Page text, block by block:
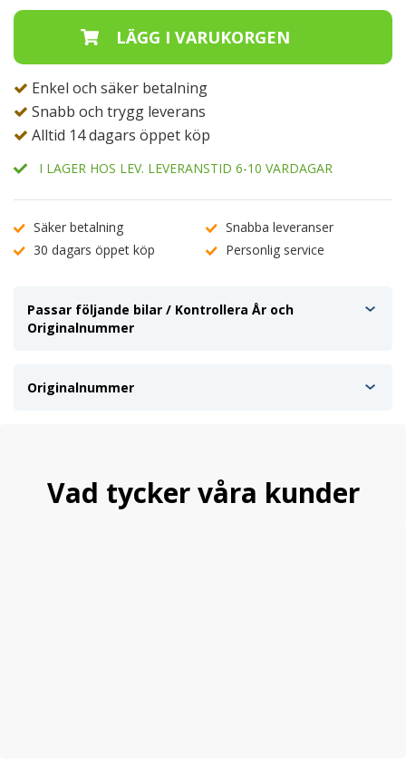
Enkel och säker betalning
Snabb och trygg leverans
Alltid 14 dagars öppet köp
I LAGER HOS LEV. LEVERANSTID 6-10 VARDAGAR
Säker betalning
Snabba leveranser
30 dagars öppet köp
Personlig service
Passar följande bilar / Kontrollera År och
Originalnummer
Originalnummer
Vad tycker våra kunder